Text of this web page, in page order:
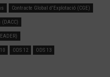
Contracte Global d'Explotació (CGE)
ODS 12 ODS 13